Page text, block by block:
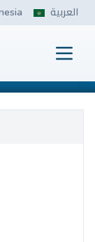
العربية